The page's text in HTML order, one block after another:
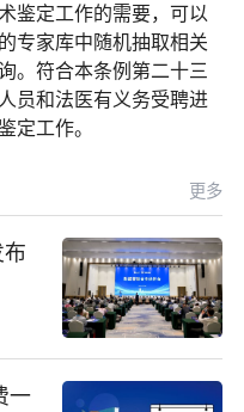
鉴定工作的需要，可以
专家库中随机抽取相关
。符合本条例第二十三
员和法医有义务受聘进
定工作。
更多
一